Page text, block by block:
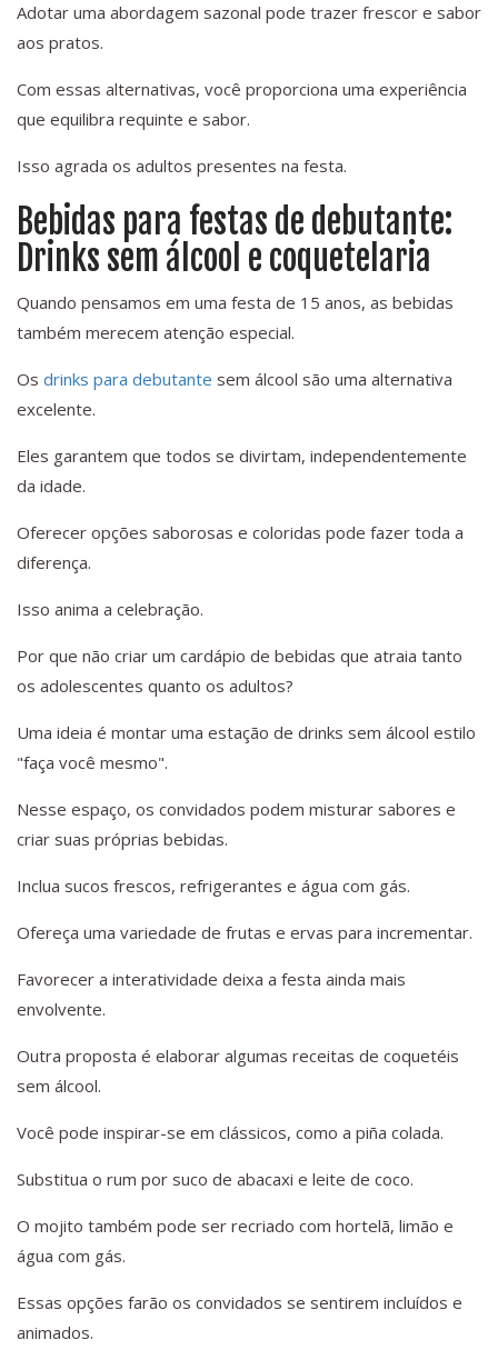
Adotar uma abordagem sazonal pode trazer frescor e sabor
aos pratos.
Com essas alternativas, você proporciona uma experiência
que equilibra requinte e sabor.
Isso agrada os adultos presentes na festa.
Bebidas para festas de debutante:
Drinks sem álcool e coquetelaria
Quando pensamos em uma festa de 15 anos, as bebidas
também merecem atenção especial.
Os drinks para debutante sem álcool são uma alternativa
excelente.
Eles garantem que todos se divirtam, independentemente
da idade.
Oferecer opções saborosas e coloridas pode fazer toda a
diferença.
Isso anima a celebração.
Por que não criar um cardápio de bebidas que atraia tanto
os adolescentes quanto os adultos?
Uma ideia é montar uma estação de drinks sem álcool estilo
"faça você mesmo".
Nesse espaço, os convidados podem misturar sabores e
criar suas próprias bebidas.
Inclua sucos frescos, refrigerantes e água com gás.
Ofereça uma variedade de frutas e ervas para incrementar.
Favorecer a interatividade deixa a festa ainda mais
envolvente.
Outra proposta é elaborar algumas receitas de coquetéis
sem álcool.
Você pode inspirar-se em clássicos, como a piña colada.
Substitua o rum por suco de abacaxi e leite de coco.
O mojito também pode ser recriado com hortelã, limão e
água com gás.
Essas opções farão os convidados se sentirem incluídos e
animados.